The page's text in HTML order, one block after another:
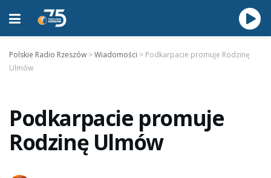
Polskie Radio Rzeszów >Wiadomości > Podkarpacie promuje Rodzinę
Ulmów
Podkarpacie promuje
Rodzinę Ulmów